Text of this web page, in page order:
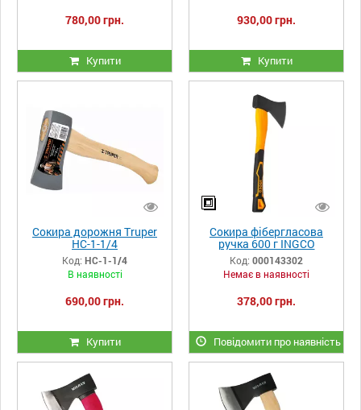
780,00 грн.
Купити
930,00 грн.
Купити
Сокира дорожня Truper
HC-1-1/4
Код: HC-1-1/4
В наявності
690,00 грн.
Купити
Сокира фібергласова
ручка 600 г INGCO
Код: 000143302
Немає в наявності
378,00 грн.
Повідомити про наявність